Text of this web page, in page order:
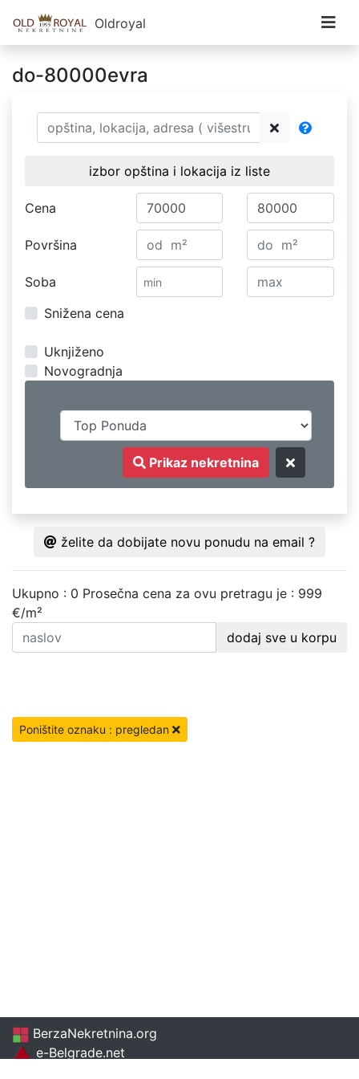
Oldroyal
do-80000evra
izbor opština i lokacija iz liste
Cena
Površina
Soba
Snižena cena
Uknjiženo
Novogradnja
Prikaz nekretnina
želite da dobijate novu ponudu na email ?
Ukupno : 0 Prosečna cena za ovu pretragu je : 999
€/m²
dodaj sve u korpu
Poništite oznaku : pregledan
BerzaNekretnina.org
e-Belgrade.net